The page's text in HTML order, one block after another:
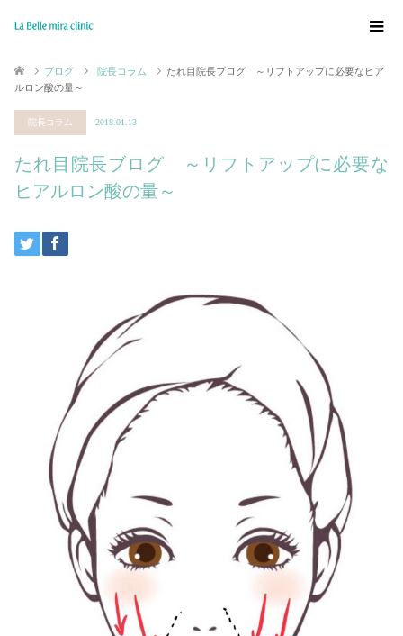
ブログ 院長コラム
たれ目院長ブログ ～リフトアップに必要なヒア
ルロン酸の量～
院長コラム 2018.01.13
たれ目院長ブログ ～リフトアップに必要な
ヒアルロン酸の量～